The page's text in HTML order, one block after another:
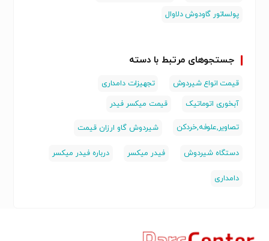
پولساتور گاودوش دلاوال
جستجوهای مرتبط با دسته
قیمت انواع شیردوش
تجهیزات دامداری
آبخوری اتوماتیک
قیمت میکسر فیدر
تصاویر,علوفه,خردکن شیردوش گاو ارزان قیمت
دستگاه شیردوش فیدر میکسر درباره فیدر میکسر
دامداری